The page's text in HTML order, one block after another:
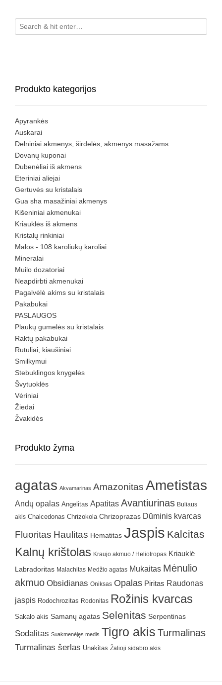
Produkto kategorijos
Apyrankės
Auskarai
Delniniai akmenys, širdelės, akmenys masažams
Dovanų kuponai
Dubenėliai iš akmens
Eteriniai aliejai
Gertuvės su kristalais
Gua sha masažiniai akmenys
Kišeniniai akmenukai
Kriauklės iš akmens
Kristalų rinkiniai
Malos - 108 karoliukų karoliai
Mineralai
Muilo dozatoriai
Neapdirbti akmenukai
Pagalvėlė akims su kristalais
Pakabukai
PASLAUGOS
Plaukų gumelės su kristalais
Raktų pakabukai
Rutuliai, kiaušiniai
Smilkymui
Stebuklingos knygelės
Švytuoklės
Vėriniai
Žiedai
Žvakidės
Produkto žyma
agatas Akvamarinas Amazonitas Ametistas
Andų opalas Angelitas Apatitas Avantiurinas Buliaus
akis Chalcedonas Chrizokola Chrizoprazas Dūminis kvarcas
Fluoritas Haulitas Hematitas Jaspis Kalcitas
Kalnų krištolas Kraujo akmuo / Heliotropas Kriauklė
Labradoritas Malachitas Medžio agatas Mukaitas Mėnulio
akmuo Obsidianas Oniksas Opalas Piritas Raudonas
jaspis Rodochrozitas Rodonitas Rožinis kvarcas
Sakalo akis Samanų agatas Selenitas Serpentinas
Sodalitas Suakmenėjęs medis Tigro akis Turmalinas
Turmalinas šerlas Unakitas Žalioji sidabro akis